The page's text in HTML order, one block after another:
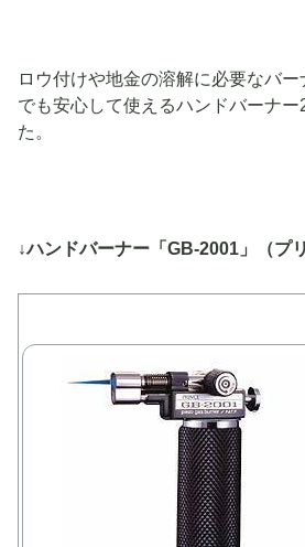
ロウ付けや地金の溶解に必要なバ
でも安心して使えるハンドバーナー
た。
↓ハンドバーナー「GB-2001」（プ